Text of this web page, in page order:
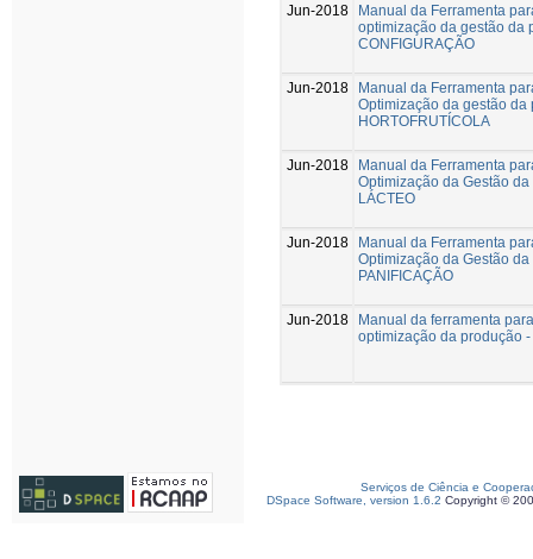
Jun-2018
Manual da Ferramenta
optimização da gestão da
CONFIGURAÇÃO
Jun-2018
Manual da Ferramenta
Optimização da gestão da
HORTOFRUTÍCOLA
Jun-2018
Manual da Ferramenta
Optimização da Gestão
LÁCTEO
Jun-2018
Manual da Ferramenta
Optimização da Gestão
PANIFICAÇÃO
Jun-2018
Manual da ferramenta
optimização da produção
Serviços de Ciência e
DSpace Software, version 1.6.2 Copyright ©